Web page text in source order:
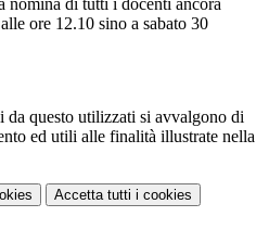
nomina di tutti i docenti ancora
ore 12.10 sino a sabato 30
da questo utilizzati si avvalgono di
ed utili alle finalità illustrate nella
Accetta tutti i cookies